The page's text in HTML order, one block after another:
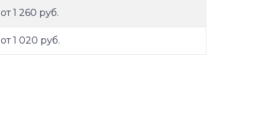
от 1 260 руб.
от 1 020 руб.